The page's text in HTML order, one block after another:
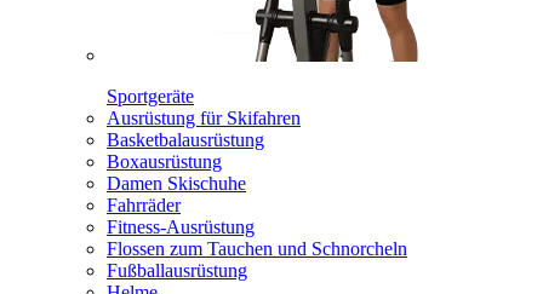
Sportgeräte
Ausrüstung für Skifahren
Basketbalausrüstung
Boxausrüstung
Damen Skischuhe
Fahrräder
Fitness-Ausrüstung
Flossen zum Tauchen und Schnorcheln
Fußballausrüstung